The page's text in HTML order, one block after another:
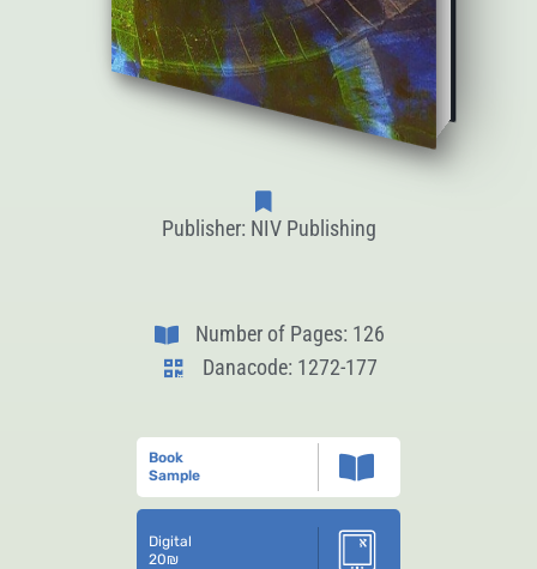
Publisher: NIV Publishing
Number of Pages: 126
Danacode: 1272-177
Book
Sample
Digital
20₪